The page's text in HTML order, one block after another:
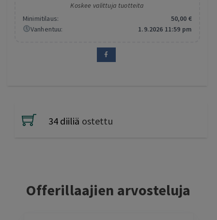
Koskee valittuja tuotteita
Minimitilaus:
50,00 €
Vanhentuu:
1.9.2026 11:59 pm
34 diiliä ostettu
Offerillaajien arvosteluja